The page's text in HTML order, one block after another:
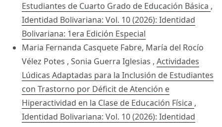
Estudiantes de Cuarto Grado de Educación Básica ,
Identidad Bolivariana: Vol. 10 (2026): Identidad
Bolivariana: 1era Edición Especial
Maria Fernanda Casquete Fabre, María del Rocío
Vélez Potes , Sonia Guerra Iglesias , Actividades
Lúdicas Adaptadas para la Inclusión de Estudiantes
con Trastorno por Déficit de Atención e
Hiperactividad en la Clase de Educación Física ,
Identidad Bolivariana: Vol. 10 (2026): Identidad